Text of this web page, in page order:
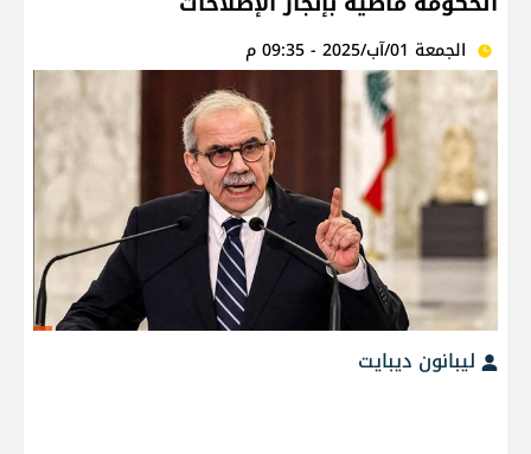
الجمعة 01/آب/2025 - 09:35 م
ليبانون ديبايت